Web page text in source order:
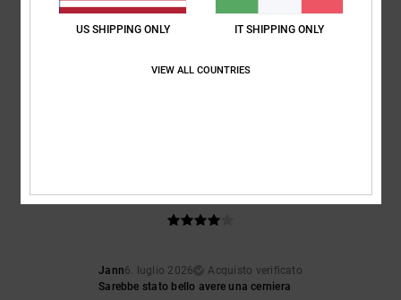
4/5
Jann6. luglio 2026
Acquisto verificato
Sarebbe stato bello avere una cerniera
US SHIPPING ONLY IT SHIPPING ONLY
VIEW ALL COUNTRIES